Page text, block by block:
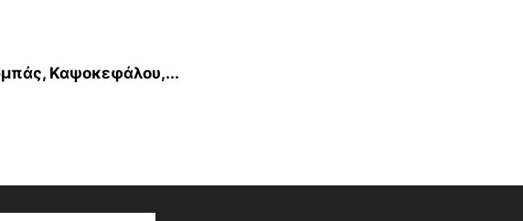
Καψοκεφάλου,...